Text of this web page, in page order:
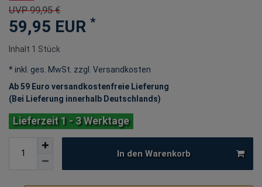
UVP 99,95 €
59,95 EUR *
Inhalt 1 Stück
* inkl. ges. MwSt. zzgl.
Versandkosten
Ab 59 Euro versandkostenfreie Lieferung
(Bei Lieferung innerhalb Deutschlands)
Lieferzeit 1 - 3 Werktage
In den Warenkorb